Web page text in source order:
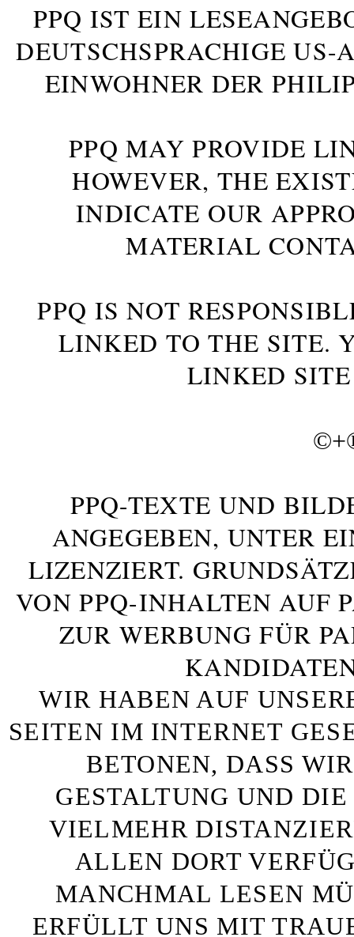
PPQ IST EIN
DEUTSCHSPRACHIGE US-
INWOHNER DER
PPQ MAY PROVIDE
HOWEVER, THE
INDICATE OUR
MATERIAL
PPQ IS NOT
LINKED TO THE SITE.
LINKED
©+
PPQ-TEXTE UND
ANGEGEBEN, UNTER
LIZENZIERT.
VON PPQ-INHALTEN AUF
ZUR WERBUNG FÜR
WIR HABEN AUF
SEITEN IM INTERNET
BETONEN, DASS
GESTALTUNG UND
VIELMEHR
ALLEN DORT
MANCHMAL LESEN
ERFÜLLT UNS MIT